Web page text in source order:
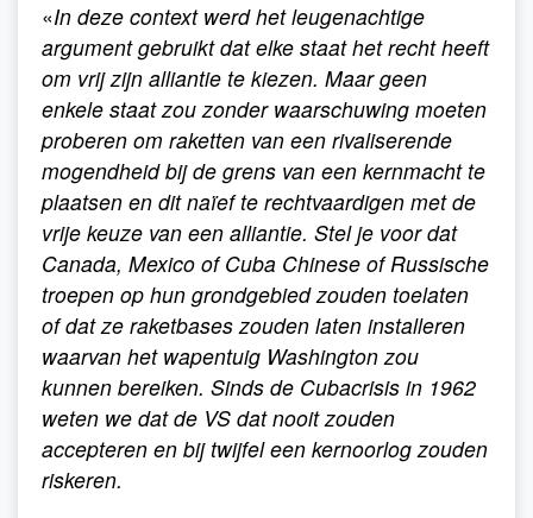
«In deze context werd het leugenachtige
argument gebruikt dat elke staat het recht heeft
om vrij zijn alliantie te kiezen. Maar geen
enkele staat zou zonder waarschuwing moeten
proberen om raketten van een rivaliserende
mogendheid bij de grens van een kernmacht te
plaatsen en dit naïef te rechtvaardigen met de
vrije keuze van een alliantie. Stel je voor dat
Canada, Mexico of Cuba Chinese of Russische
troepen op hun grondgebied zouden toelaten
of dat ze raketbases zouden laten installeren
waarvan het wapentuig Washington zou
kunnen bereiken. Sinds de Cubacrisis in 1962
weten we dat de VS dat nooit zouden
accepteren en bij twijfel een kernoorlog zouden
riskeren.